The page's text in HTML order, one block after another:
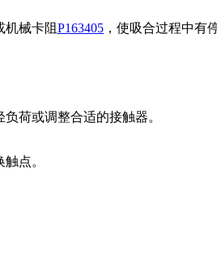
械卡阻P163405 ，使吸合过程中有
荷或调整合适的接触器。
触点。